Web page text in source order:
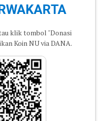
klik tombol "Donasi
Koin NU via DANA.